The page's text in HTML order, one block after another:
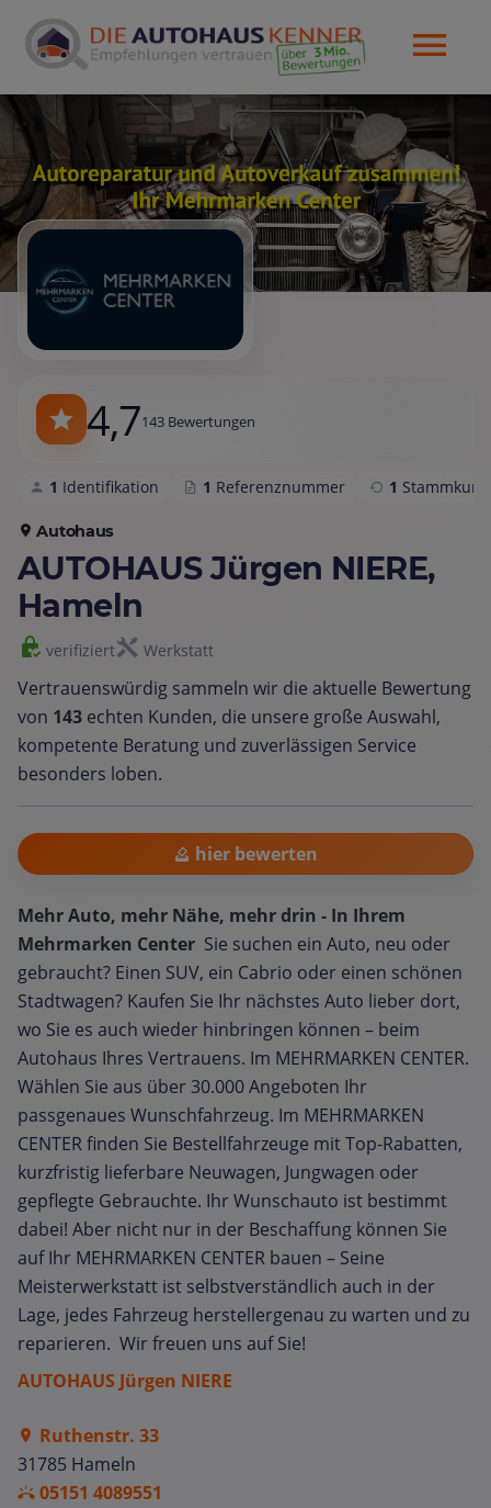
4,7143 Bewertungen
1 Identifikation 1 Referenznummer 1
Autohaus
AUTOHAUS Jürgen NIERE,
Hameln
verifiziert Werkstatt
Vertrauenswürdig sammeln wir die aktuelle Bewertung
von 143 echten Kunden, die unsere große Auswahl,
kompetente Beratung und zuverlässigen Service
besonders loben.
hier bewerten
Mehr Auto, mehr Nähe, mehr drin - In Ihrem
Mehrmarken Center Sie suchen ein Auto, neu oder
gebraucht? Einen SUV, ein Cabrio oder einen schönen
Stadtwagen? Kaufen Sie Ihr nächstes Auto lieber dort,
wo Sie es auch wieder hinbringen können – beim
Autohaus Ihres Vertrauens. Im MEHRMARKEN CENTER.
Wählen Sie aus über 30.000 Angeboten Ihr
passgenaues Wunschfahrzeug. Im MEHRMARKEN
CENTER finden Sie Bestellfahrzeuge mit Top-Rabatten,
kurzfristig lieferbare Neuwagen, Jungwagen oder
gepflegte Gebrauchte. Ihr Wunschauto ist bestimmt
dabei! Aber nicht nur in der Beschaffung können Sie
auf Ihr MEHRMARKEN CENTER bauen – Seine
Meisterwerkstatt ist selbstverständlich auch in der
Lage, jedes Fahrzeug herstellergenau zu warten und zu
reparieren. Wir freuen uns auf Sie!
AUTOHAUS Jürgen NIERE
Ruthenstr. 33
31785 Hameln
05151 4089551